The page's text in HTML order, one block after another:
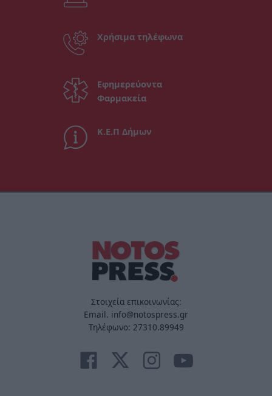
Χρήσιμα τηλέφωνα
Εφημερεύοντα
Φαρμακεία
Κ.Ε.Π Δήμων
Στοιχεία επικοινωνίας:
Email. info@notospress.gr
Τηλέφωνο: 27310.89949